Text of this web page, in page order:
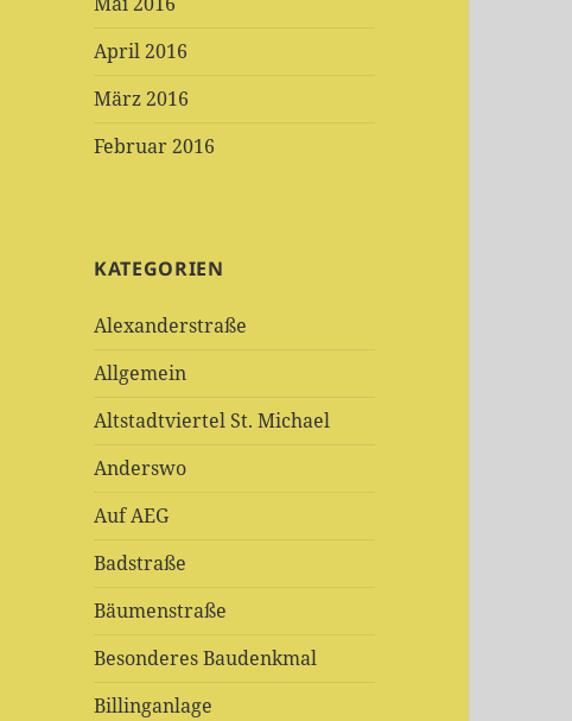
April 2016
März 2016
Februar 2016
KATEGORIEN
Alexanderstraße
Allgemein
Altstadtviertel St. Michael
Anderswo
Auf AEG
Badstraße
Bäumenstraße
Besonderes Baudenkmal
Billinganlage